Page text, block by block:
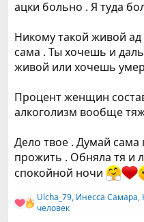
ацки больно . Я туда
Никому такой живой
сама . Ты хочешь и
живой или хочешь
Процент женщин
алкоголизм вообще
Дело твое . Думай
прожить . Обняла тя и
спокойной ночи
Р
Ulcha_79, Инесса Самара,
человек